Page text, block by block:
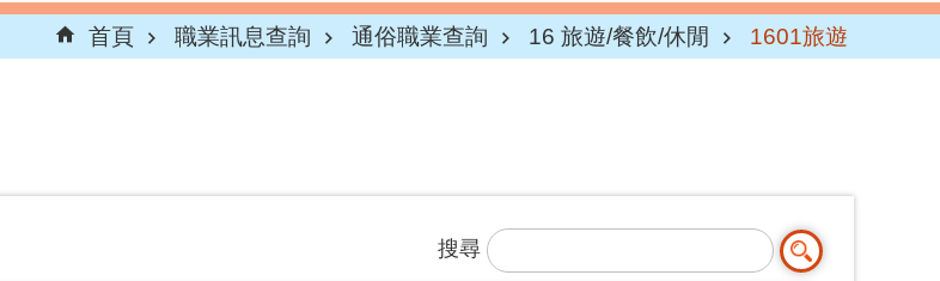
首頁 職業訊息查詢 通俗職業查詢 16 旅遊/餐飲/休閒 1601旅遊
搜尋